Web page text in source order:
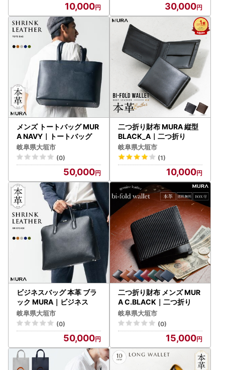
10,000 30,000
メンズ トートバッグ MUR
A NAVY｜トートバッグ
岐阜県大垣市
(0)
50,000
二つ折り財布 MURA 縦型
BLACK_A｜二つ折り
岐阜県大垣市
(1)
10,000
ビジネスバッグ 本革 ブラ
ック MURA｜ビジネス
岐阜県大垣市
(0)
50,000
二つ折り財布 メンズ MUR
A C.BLACK｜二つ折り
岐阜県大垣市
(0)
15,000